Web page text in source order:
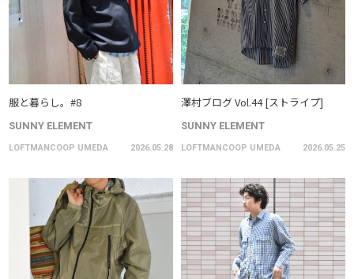
服と暮らし。#8
SUNNY ELEMENT
LOFTMANCOOP UMEDA 2026.05.28
澤村ブログ Vol.44 [ストライプ]
SUNNY ELEMENT
LOFTMANCOOP UMEDA 2026.05.25